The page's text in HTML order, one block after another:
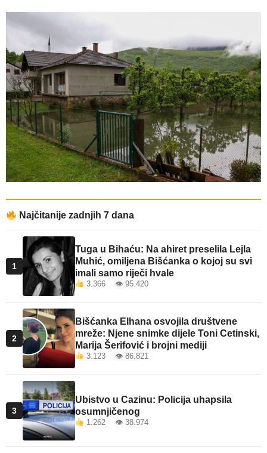
Najčitanije zadnjih 7 dana
1
Tuga u Bihaću: Na ahiret preselila Lejla
Muhić, omiljena Bišćanka o kojoj su svi
imali samo riječi hvale
3.366 👁 95.420
2
Bišćanka Elhana osvojila društvene
mreže: Njene snimke dijele Toni Cetinski,
Marija Šerifović i brojni mediji
3.123 👁 86.821
3
Ubistvo u Cazinu: Policija uhapsila
osumnjičenog
1.262 👁 38.974